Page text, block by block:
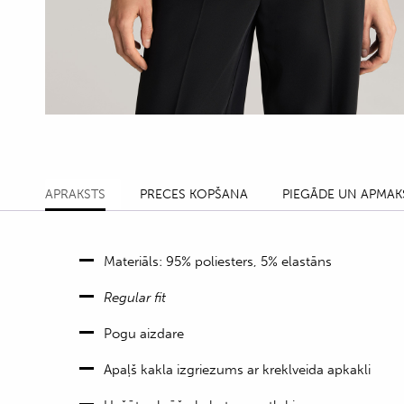
APRAKSTS PRECES KOPŠANA PIEGĀDE UN
Materiāls: 95% poliesters, 5% elastāns
Regular fit
Pogu aizdare
Apaļš kakla izgriezums ar kreklveida apkakli